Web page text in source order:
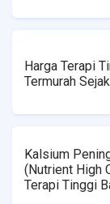
Harga Terapi
Termurah
Kalsium
(Nutrient High
Terapi Tinggi